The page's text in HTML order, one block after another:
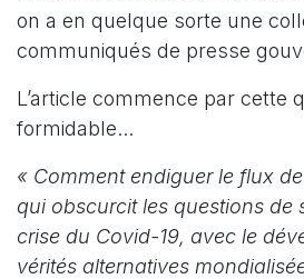
on a en quelque sorte une
communiqués de presse
L’article commence par cette
formidable...
« Comment endiguer le flux
qui obscurcit les questions de
crise du Covid-19, avec le
vérités alternatives